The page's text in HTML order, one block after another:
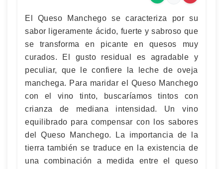
El Queso Manchego se caracteriza por su
sabor ligeramente ácido, fuerte y sabroso que
se transforma en picante en quesos muy
curados. El gusto residual es agradable y
peculiar, que le confiere la leche de oveja
manchega. Para maridar el Queso Manchego
con el vino tinto, buscaríamos tintos con
crianza de mediana intensidad. Un vino
equilibrado para compensar con los sabores
del Queso Manchego. La importancia de la
tierra también se traduce en la existencia de
una combinación a medida entre el queso